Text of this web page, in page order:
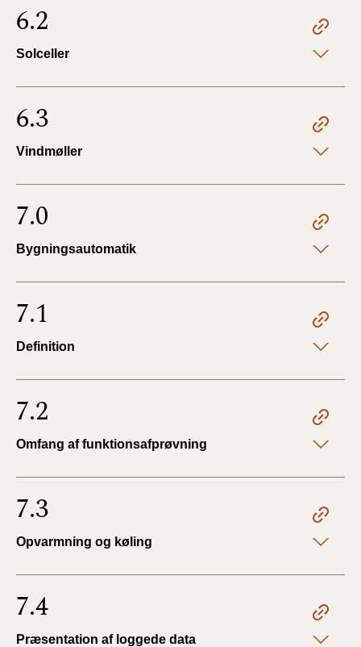
6.2
Solceller
6.3
Vindmøller
7.0
Bygningsautomatik
7.1
Definition
7.2
Omfang af funktionsafprøvning
7.3
Opvarmning og køling
7.4
Præsentation af loggede data